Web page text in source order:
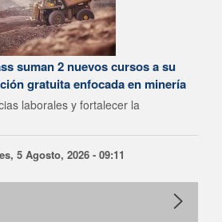
suman 2 nuevos cursos a su
gratuita enfocada en minería
laborales y fortalecer la
5 Agosto, 2026 - 09:11